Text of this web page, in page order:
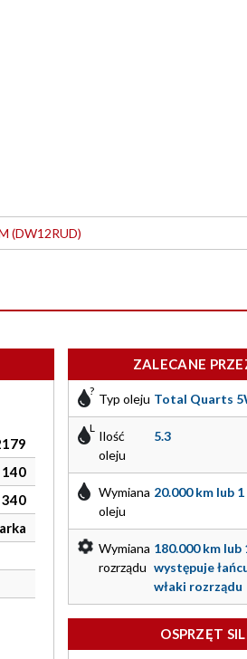
(DW12RUD)
140
340
ZALECANE
Typ oleju Total Quarts
Ilość
oleju
5.3
Wymiana
oleju
20.000 km lub
Wymiana
rozrządu
180.000 km
występuje
właki rozrządu
OSPRZĘT